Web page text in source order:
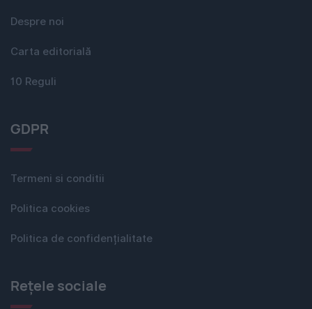
Despre noi
Carta editorială
10 Reguli
GDPR
Termeni si conditii
Politica cookies
Politica de confidențialitate
Rețele sociale